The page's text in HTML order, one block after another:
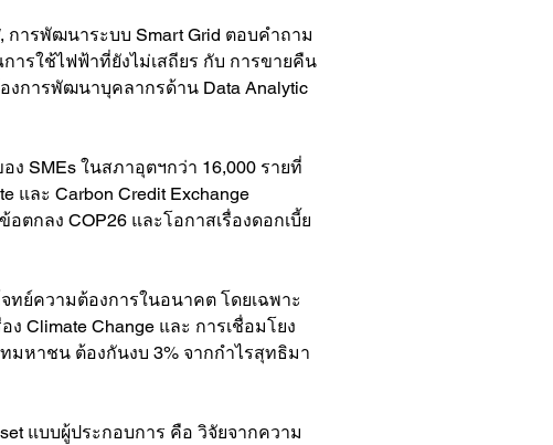
ารใช้ไฟฟ้าที่ยังไม่เสถียร กับ การขายคืน
งการพัฒนาบุคลากรด้าน Data Analytic
SMEs ในสภาอุตฯกว่า 16,000 รายที่
และ Carbon Credit Exchange
กลง COP26 และโอกาสเรื่องดอกเบี้ย
ย์ความต้องการในอนาคต โดยเฉพาะ
Climate Change และ การเชื่อมโยง
มหาชน ต้องกันงบ 3% จากกำไรสุทธิมา
แบบผู้ประกอบการ คือ วิจัยจากความ